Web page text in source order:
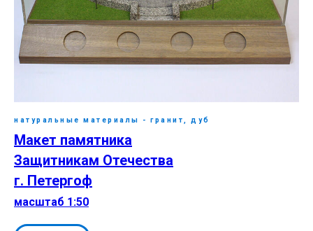
натуральные материалы - гранит, дуб
Макет памятника
Защитникам Отечества
г. Петергоф
масштаб 1:50